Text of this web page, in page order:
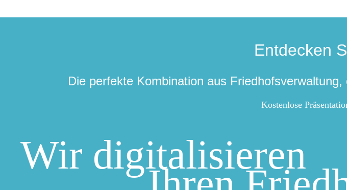
Entdecken
Die perfekte Kombination aus
Kostenlose
Wir digitalisieren